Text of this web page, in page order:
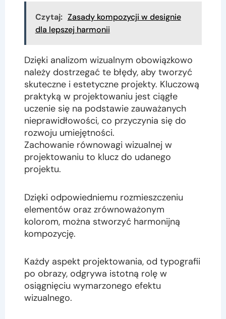
Czytaj: Zasady kompozycji w designie
dla lepszej harmonii
Dzięki analizom wizualnym obowiązkowo
należy dostrzegać te błędy, aby tworzyć
skuteczne i estetyczne projekty. Kluczową
praktyką w projektowaniu jest ciągłe
uczenie się na podstawie zauważanych
nieprawidłowości, co przyczynia się do
rozwoju umiejętności.
Zachowanie równowagi wizualnej w
projektowaniu to klucz do udanego
projektu.
Dzięki odpowiedniemu rozmieszczeniu
elementów oraz zrównoważonym
kolorom, można stworzyć harmonijną
kompozycję.
Każdy aspekt projektowania, od typografii
po obrazy, odgrywa istotną rolę w
osiągnięciu wymarzonego efektu
wizualnego.